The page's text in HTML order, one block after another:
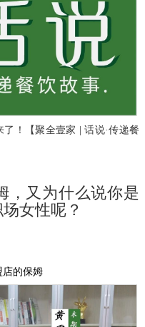
！ 【聚全壹家 | 话说·传递餐
，又为什么说你是
女性呢？
店的保姆